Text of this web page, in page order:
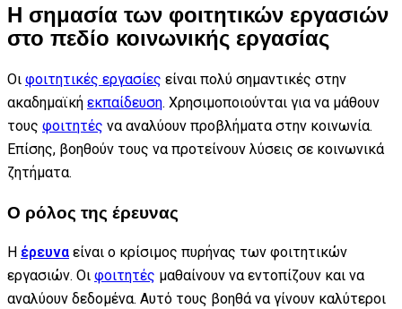
Η σημασία των φοιτητικών εργασιών
στο πεδίο κοινωνικής εργασίας
Οι φοιτητικές εργασίες είναι πολύ σημαντικές στην
ακαδημαϊκή εκπαίδευση. Χρησιμοποιούνται για να μάθουν
τους φοιτητές να αναλύουν προβλήματα στην κοινωνία.
Επίσης, βοηθούν τους να προτείνουν λύσεις σε κοινωνικά
ζητήματα.
Ο ρόλος της έρευνας
Η έρευνα είναι ο κρίσιμος πυρήνας των φοιτητικών
εργασιών. Οι φοιτητές μαθαίνουν να εντοπίζουν και να
αναλύουν δεδομένα. Αυτό τους βοηθά να γίνουν καλύτεροι